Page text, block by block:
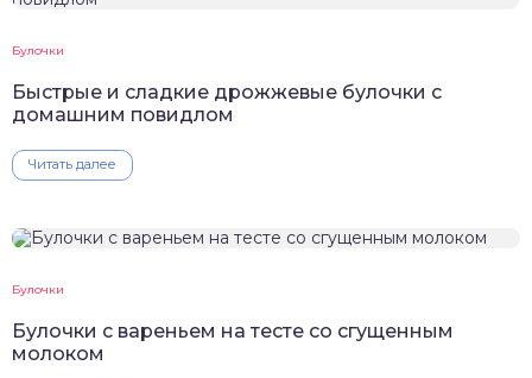
Булочки
Быстрые и сладкие дрожжевые булочки с
домашним повидлом
Читать далее
Булочки
Булочки с вареньем на тесте со сгущенным
молоком